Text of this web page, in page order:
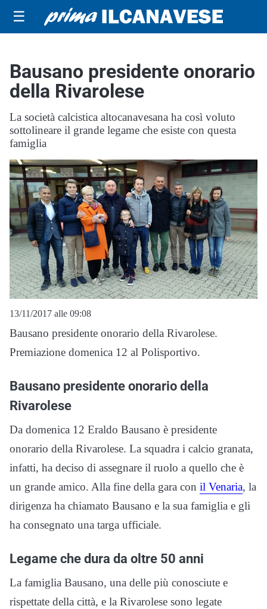
☰
Bausano presidente onorario
della Rivarolese
La società calcistica altocanavesana ha così voluto
sottolineare il grande legame che esiste con questa
famiglia
13/11/2017 alle 09:08
Bausano presidente onorario della Rivarolese.
Premiazione domenica 12 al Polisportivo.
Bausano presidente onorario della
Rivarolese
Da domenica 12 Eraldo Bausano è presidente
onorario della Rivarolese. La squadra i calcio granata,
infatti, ha deciso di assegnare il ruolo a quello che è
un grande amico. Alla fine della gara con il Venaria, la
dirigenza ha chiamato Bausano e la sua famiglia e gli
ha consegnato una targa ufficiale.
Legame che dura da oltre 50 anni
La famiglia Bausano, una delle più conosciute e
rispettate della città, e la Rivarolese sono legate